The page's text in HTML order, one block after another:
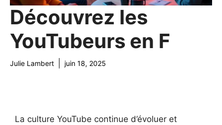
Découvrez les
YouTubeurs en F
Julie Lambert juin 18, 2025
La culture YouTube continue d’évoluer et